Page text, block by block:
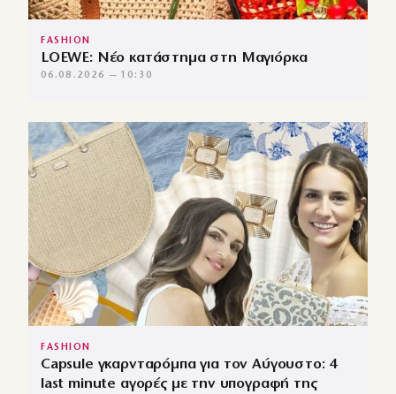
FASHION
LOEWE: Νέο κατάστημα στη Μαγιόρκα
06.08.2026 — 10:30
FASHION
Capsule γκαρνταρόμπα για τον Αύγουστο: 4
last minute αγορές με την υπογραφή της